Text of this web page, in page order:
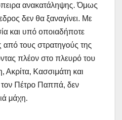
ανακατάληψης. Όμως
δεν θα ξαναγίνει. Με
και υπό οποιαδήποτε
τους στρατηγούς της
πλέον στο πλευρό του
Ακρίτα, Κασσιμάτη και
τον Πέτρο Παππά, δεν
μάχη.